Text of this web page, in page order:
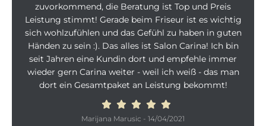
zuvorkommend, die Beratung ist Top und Preis
Leistung stimmt! Gerade beim Friseur ist es wichtig
sich wohlzufühlen und das Gefühl zu haben in guten
Händen zu sein :). Das alles ist Salon Carina! Ich bin
seit Jahren eine Kundin dort und empfehle immer
wieder gern Carina weiter - weil ich weiß - das man
dort ein Gesamtpaket an Leistung bekommt!
Marijana Marusic - 14/04/2021